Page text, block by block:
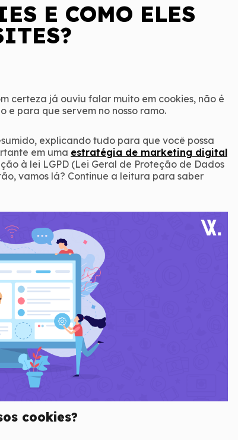
E COMO ELES
certeza já ouviu falar muito em cookies, não é
e para que servem no nosso ramo.
explicando tudo para que você possa
em uma estratégia de marketing digital
à lei LGPD (Lei Geral de Proteção de Dados
vamos lá? Continue a leitura para saber
cookies?